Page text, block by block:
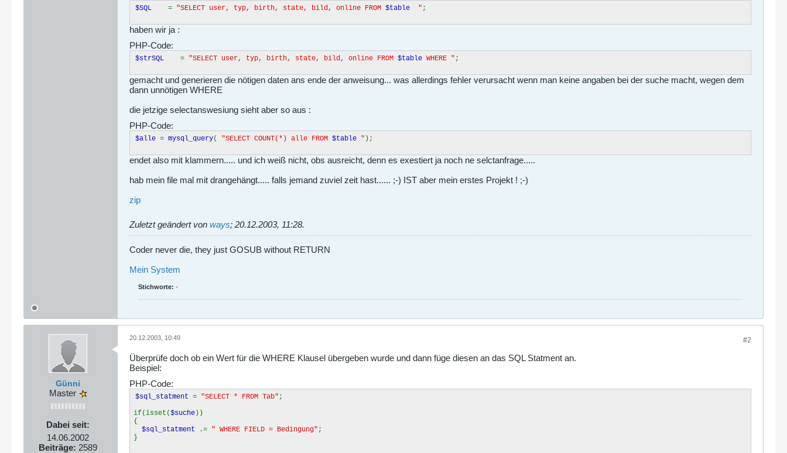
$SQL = "SELECT user, typ, birth, state, bild, online FROM $table " ;
haben wir ja :
PHP-Code:
$strSQL = "SELECT user, typ, birth, state, bild, online FROM $table WHERE " ;
gemacht und generieren die nötigen daten ans ende der anweisung... was allerdings fehler verursacht wenn man keine angaben bei der suche macht, wegen dem
dann unnötigen WHERE
die jetzige selectanswesiung sieht aber so aus :
PHP-Code:
$alle = mysql_query( "SELECT COUNT(*) alle FROM $table " );
endet also mit klammern..... und ich weiß nicht, obs ausreicht, denn es exestiert ja noch ne selctanfrage.....
hab mein file mal mit drangehängt..... falls jemand zuviel zeit hast...... ;-) IST aber mein erstes Projekt ! ;-)
zip
Zuletzt geändert von ways; 20.12.2003, 11:28.
Coder never die, they just GOSUB without RETURN
Mein System
Stichworte: -
Günni
Master
Dabei seit:
14.06.2002
Beiträge: 2589
#2
20.12.2003, 10:49
Überprüfe doch ob ein Wert für die WHERE Klausel übergeben wurde und dann füge diesen an das SQL Statment an.
Beispiel:
PHP-Code:
$sql_statment = "SELECT * FROM Tab" ;
if(isset($suche))
{
$sql_statment
.= " WHERE FIELD = Bedingung" ;
}